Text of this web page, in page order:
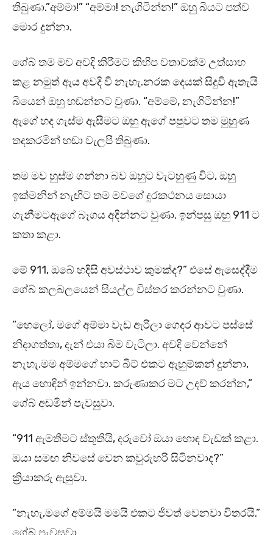
තිබුණා.”අම්මා!” “අම්මා! නැගිටින්න!” ඔහු බියට පත්ව
මොර දුන්නා.
ගේබ් තම මව අවදි කිරීමට කිහිප වතාවක්ම උත්සාහ
කළ නමුත් ඇය අවදි වී නැහැ.නරක දෙයක් සිදුවී ඇතැයි
බියෙන් ඔහු හඬන්නට වුණා. “අම්මේ, නැගිටින්න!”
ඇගේ හද ගැස්ම ඇසීමට ඔහු ඇගේ පපුවට තම මුහුණ
තදකරමින් හඬා වැලපී තිබුණා.
තම මව හුස්ම ගන්නා බව ඔහුට වැටහුණු විට, ඔහු
ඉක්මනින් නැඟිට තම මවගේ දුරකථනය සොයා
ගැනීමටඇගේ බෑගය අදින්නට වුණා. ඉන්පසු ඔහු 911 ට
කතා කළා.
මේ 911, ඔබේ හදිසි අවස්ථාව කුමක්ද?” එසේ ඇසෙද්දීම
ගේබ් කලබලයෙන් සියල්ල විස්තර කරන්නට වුණා.
“හෙලෝ, මගේ අම්මා වැඩ ඇරිලා ගෙදර ආවට පස්සේ
නිදාගත්තා, දැන් එයා බිම වැටිලා. අවදි වෙන්නේ
නැහැ.මම අම්මගේ හාට් බීට් එකට ඇහුම්කන් දුන්නා,
ඇය හොඳින් ඉන්නවා. කරුණාකර මට උදව් කරන්න,”
ගේබ් අඬමින් පැවසුවා.
“911 ඇමතීමට ස්තූතියි, දරුවෝ ඔයා හොඳ වැඩක් කළා.
ඔයා සමඟ නිවසේ වෙන කවුරුහරි සිටිනවාද?”
ක්‍රියාකරු ඇසුවා.
“නැහැ,මගේ අම්මයි මමයි එකට ජීවත් වෙනවා විතරයි.”